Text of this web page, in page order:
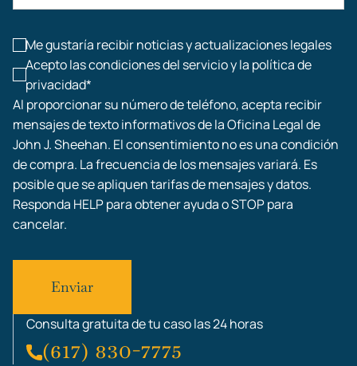
Lesiones laborales
Me gustaría recibir noticias y actualizaciones legales
Acepto las condiciones del servicio y la política de
privacidad*
Al proporcionar su número de teléfono, acepta recibir
mensajes de texto informativos de la Oficina Legal de
John J. Sheehan. El consentimiento no es una condición
de compra. La frecuencia de los mensajes variará. Es
posible que se apliquen tarifas de mensajes y datos.
Responda HELP para obtener ayuda o STOP para
cancelar.
Consulta gratuita de tu caso las 24 horas
(617) 830-7775